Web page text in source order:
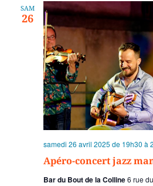
SAM
26
Apéro-concert jazz
samedi 26 avril 2025 de 19h30 à
Bar du Bout de la Colline6 rue